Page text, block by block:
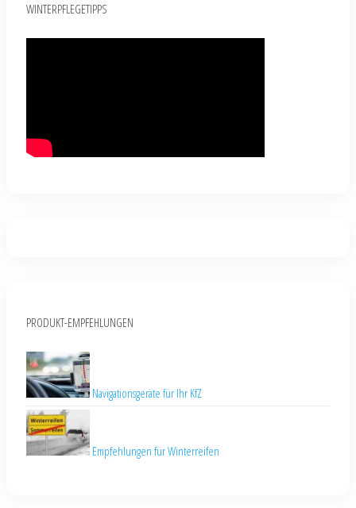
WINTERPFLEGETIPPS
PRODUKT-EMPFEHLUNGEN
Navigationsgeräte für Ihr KfZ
Empfehlungen für Winterreifen